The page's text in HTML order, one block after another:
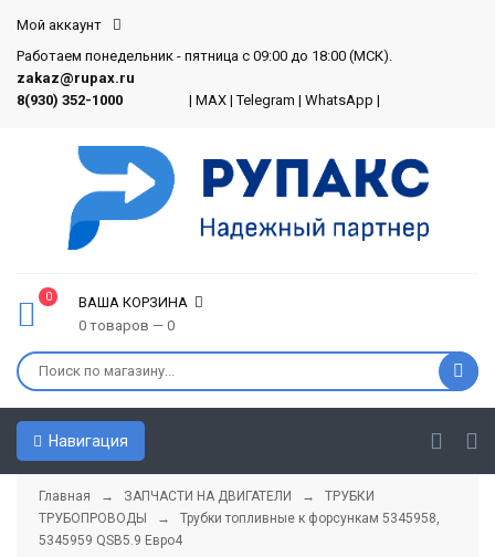
Мой аккаунт
Работаем понедельник - пятница с 09:00 до 18:00 (МСК).
zakaz@rupax.ru
8(930) 352-1000
| MAX |Telegram | WhatsApp |
0
ВАША КОРЗИНА
0 товаров — 0
Навигация
Главная → ЗАПЧАСТИ НА ДВИГАТЕЛИ → ТРУБКИ
ТРУБОПРОВОДЫ
→ Трубки топливные к форсункам 5345958,
5345959 QSB5.9 Евро4